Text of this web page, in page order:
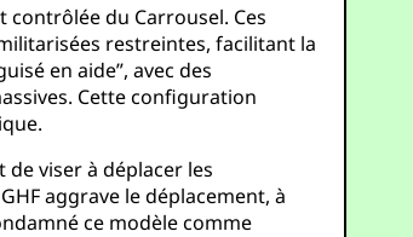
du Carrousel. Ces
restreintes, facilitant la
en aide”, avec des
Cette configuration
de viser à déplacer les
aggrave le déplacement, à
ce modèle comme